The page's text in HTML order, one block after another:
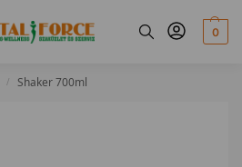
0
/ Shaker 700ml